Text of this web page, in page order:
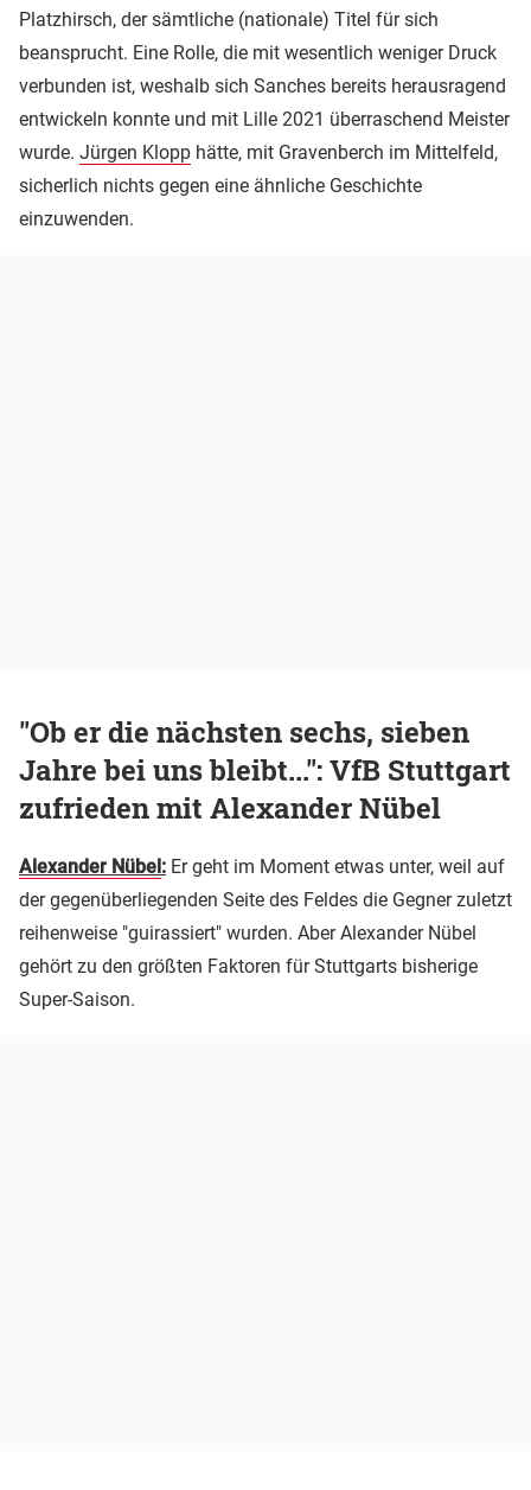
Platzhirsch, der sämtliche (nationale) Titel für sich
beansprucht. Eine Rolle, die mit wesentlich weniger Druck
verbunden ist, weshalb sich Sanches bereits herausragend
entwickeln konnte und mit Lille 2021 überraschend Meister
wurde. Jürgen Klopp hätte, mit Gravenberch im Mittelfeld,
sicherlich nichts gegen eine ähnliche Geschichte
einzuwenden.
"Ob er die nächsten sechs, sieben
Jahre bei uns bleibt...": VfB Stuttgart
zufrieden mit Alexander Nübel
Alexander Nübel: Er geht im Moment etwas unter, weil auf
der gegenüberliegenden Seite des Feldes die Gegner zuletzt
reihenweise "guirassiert" wurden. Aber Alexander Nübel
gehört zu den größten Faktoren für Stuttgarts bisherige
Super-Saison.